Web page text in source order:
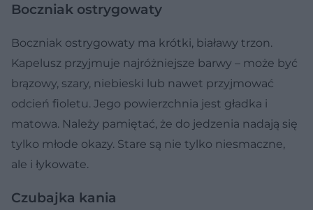
Boczniak ostrygowaty
Boczniak ostrygowaty ma krótki, białawy trzon.
Kapelusz przyjmuje najróżniejsze barwy – może być
brązowy, szary, niebieski lub nawet przyjmować
odcień fioletu. Jego powierzchnia jest gładka i
matowa. Należy pamiętać, że do jedzenia nadają się
tylko młode okazy. Stare są nie tylko niesmaczne,
ale i łykowate.
Czubajka kania